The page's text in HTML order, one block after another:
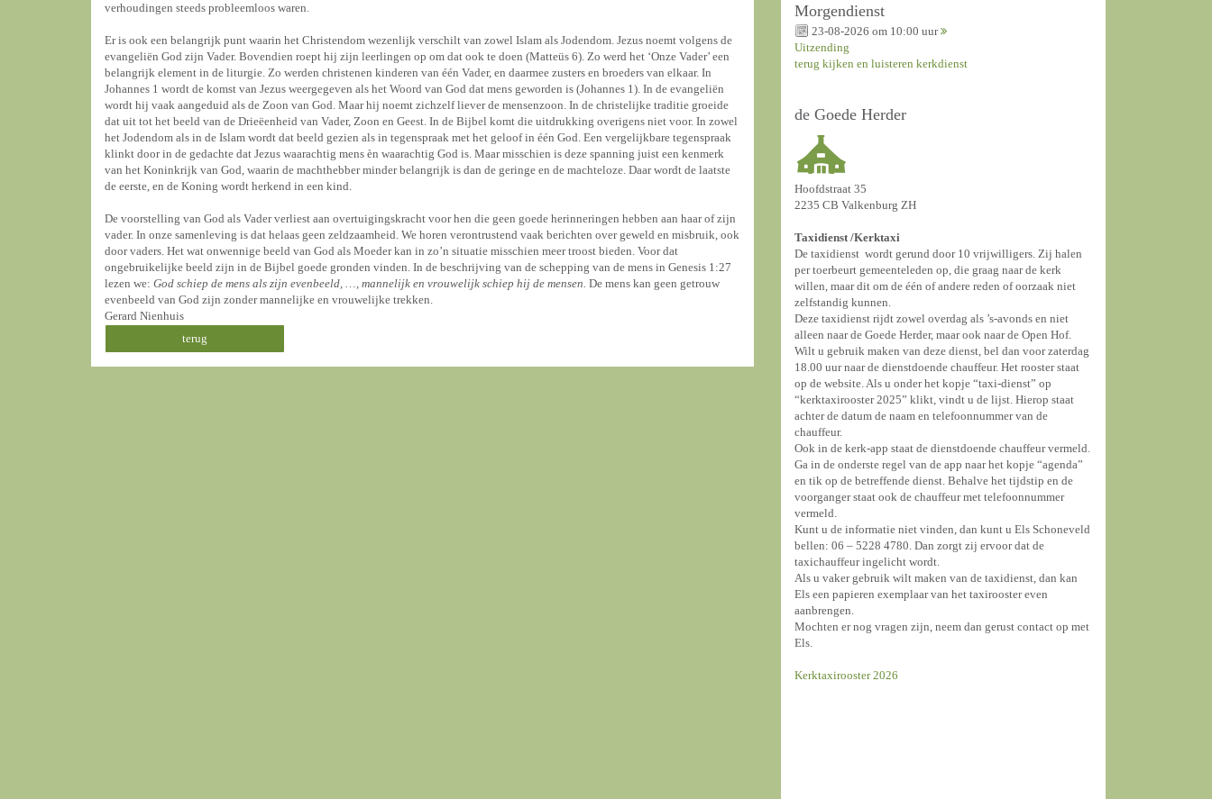
verhoudingen steeds probleemloos waren.
Er is ook een belangrijk punt waarin het Christendom wezenlijk verschilt van zowel Islam als Jodendom. Jezus noemt volgens de
evangeliën God zijn Vader. Bovendien roept hij zijn leerlingen op om dat ook te doen (Matteüs 6). Zo werd het ‘Onze Vader’ een
belangrijk element in de liturgie. Zo werden christenen kinderen van één Vader, en daarmee zusters en broeders van elkaar. In
Johannes 1 wordt de komst van Jezus weergegeven als het Woord van God dat mens geworden is (Johannes 1). In de evangeliën
wordt hij vaak aangeduid als de Zoon van God. Maar hij noemt zichzelf liever de mensenzoon. In de christelijke traditie groeide
dat uit tot het beeld van de Drieëenheid van Vader, Zoon en Geest. In de Bijbel komt die uitdrukking overigens niet voor. In zowel
het Jodendom als in de Islam wordt dat beeld gezien als in tegenspraak met het geloof in één God. Een vergelijkbare tegenspraak
klinkt door in de gedachte dat Jezus waarachtig mens èn waarachtig God is. Maar misschien is deze spanning juist een kenmerk
van het Koninkrijk van God, waarin de machthebber minder belangrijk is dan de geringe en de machteloze. Daar wordt de laatste
de eerste, en de Koning wordt herkend in een kind.
De voorstelling van God als Vader verliest aan overtuigingskracht voor hen die geen goede herinneringen hebben aan haar of zijn
vader. In onze samenleving is dat helaas geen zeldzaamheid. We horen verontrustend vaak berichten over geweld en misbruik, ook
door vaders. Het wat onwennige beeld van God als Moeder kan in zo’n situatie misschien meer troost bieden. Voor dat
ongebruikelijke beeld zijn in de Bijbel goede gronden vinden. In de beschrijving van de schepping van de mens in Genesis 1:27
lezen we: God schiep de mens als zijn evenbeeld, …, mannelijk en vrouwelijk schiep hij de mensen. De mens kan geen getrouw
evenbeeld van God zijn zonder mannelijke en vrouwelijke trekken.
Gerard Nienhuis
terug
Morgendienst
23-08-2026 om 10:00 uur
Uitzending
terug kijken en luisteren kerkdienst
de Goede Herder
Hoofdstraat 35
2235 CB Valkenburg ZH
Taxidienst /Kerktaxi
De taxidienst wordt gerund door 10 vrijwilligers. Zij halen
per toerbeurt gemeenteleden op, die graag naar de kerk
willen, maar dit om de één of andere reden of oorzaak niet
zelfstandig kunnen.
Deze taxidienst rijdt zowel overdag als ’s-avonds en niet
alleen naar de Goede Herder, maar ook naar de Open Hof.
Wilt u gebruik maken van deze dienst, bel dan voor zaterdag
18.00 uur naar de dienstdoende chauffeur. Het rooster staat
op de website. Als u onder het kopje “taxi-dienst” op
“kerktaxirooster 2025” klikt, vindt u de lijst. Hierop staat
achter de datum de naam en telefoonnummer van de
chauffeur.
Ook in de kerk-app staat de dienstdoende chauffeur vermeld.
Ga in de onderste regel van de app naar het kopje “agenda”
en tik op de betreffende dienst. Behalve het tijdstip en de
voorganger staat ook de chauffeur met telefoonnummer
vermeld.
Kunt u de informatie niet vinden, dan kunt u Els Schoneveld
bellen: 06 – 5228 4780. Dan zorgt zij ervoor dat de
taxichauffeur ingelicht wordt.
Als u vaker gebruik wilt maken van de taxidienst, dan kan
Els een papieren exemplaar van het taxirooster even
aanbrengen.
Mochten er nog vragen zijn, neem dan gerust contact op met
Els.
Kerktaxirooster 2026